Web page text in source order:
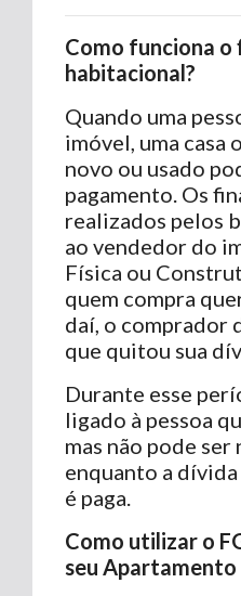
Como funciona
habitacional?
Quando uma
imóvel, uma casa
novo ou usado
pagamento. Os
realizados pelos
ao vendedor do
Física ou
quem compra
daí, o comprador
que quitou sua
Durante esse
ligado à pessoa
mas não pode ser
enquanto a
é paga.
Como utilizar o
seu Apartamento